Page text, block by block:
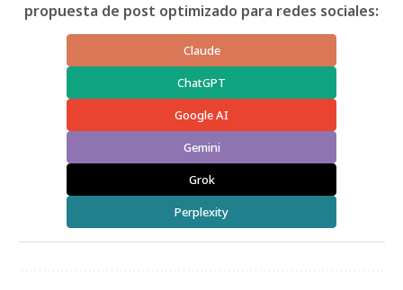
propuesta de post optimizado para redes sociales:
Claude
ChatGPT
Google AI
Gemini
Grok
Perplexity